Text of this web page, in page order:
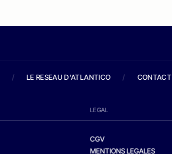
/ LE RESEAU D'ATLANTICO / CONTACT
LEGAL
CGV
MENTIONS LEGALES